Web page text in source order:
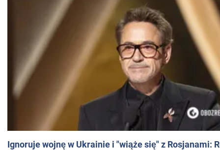
Ignoruje wojnę w Ukrainie i "wiąże się" z Rosjanami: